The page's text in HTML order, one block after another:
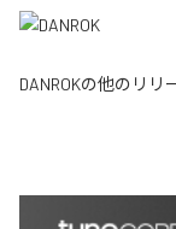
DANROKの他のリリ